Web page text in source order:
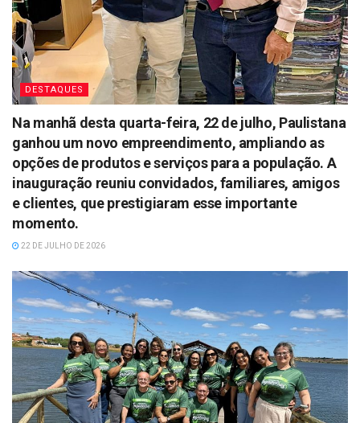
DESTAQUES
Na manhã desta quarta-feira, 22 de julho, Paulistana
ganhou um novo empreendimento, ampliando as
opções de produtos e serviços para a população. A
inauguração reuniu convidados, familiares, amigos
e clientes, que prestigiaram esse importante
momento.
22 DE JULHO DE 2026